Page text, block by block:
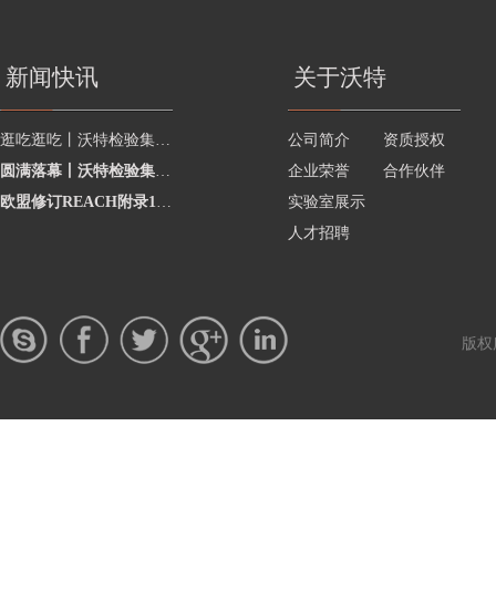
新闻快讯
逛吃逛吃丨沃特检验集团亮相广州烘焙展，守护舌尖上的安全
圆满落幕丨沃特检验集团亮相广交会,护航企业高质量出海
欧盟修订REACH附录17-第63条铅限制条款
关于沃特
公司简介
资质授权
企业荣誉
合作伙伴
实验室展示
人才招聘
版